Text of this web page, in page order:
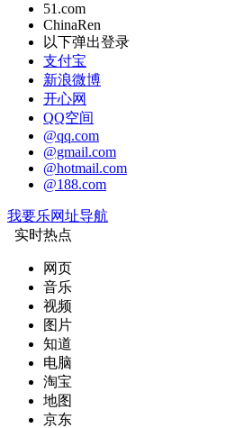
51.com
ChinaRen
以下弹出登录
支付宝
新浪微博
开心网
QQ空间
@qq.com
@gmail.com
@hotmail.com
@188.com
我要乐网址导航
实时热点
网页
音乐
视频
图片
知道
电脑
淘宝
地图
京东